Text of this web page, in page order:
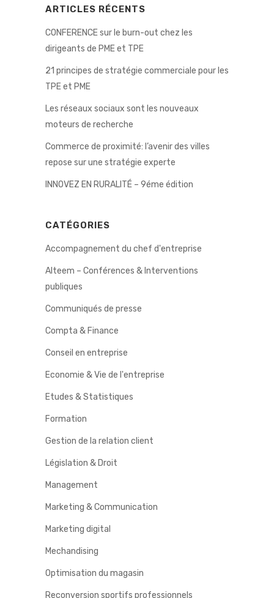
ARTICLES RÉCENTS
CONFERENCE sur le burn-out chez les
dirigeants de PME et TPE
21 principes de stratégie commerciale pour les
TPE et PME
Les réseaux sociaux sont les nouveaux
moteurs de recherche
Commerce de proximité: l’avenir des villes
repose sur une stratégie experte
INNOVEZ EN RURALITÉ – 9éme édition
CATÉGORIES
Accompagnement du chef d'entreprise
Alteem – Conférences & Interventions
publiques
Communiqués de presse
Compta & Finance
Conseil en entreprise
Economie & Vie de l'entreprise
Etudes & Statistiques
Formation
Gestion de la relation client
Législation & Droit
Management
Marketing & Communication
Marketing digital
Mechandising
Optimisation du magasin
Reconversion sportifs professionnels